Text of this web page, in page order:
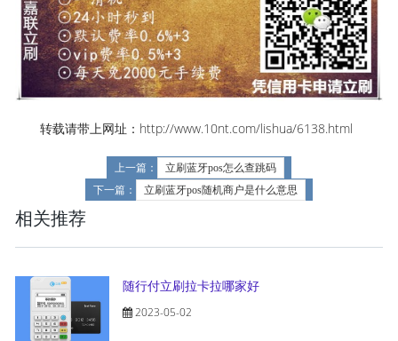
转载请带上网址：http://www.10nt.com/lishua/6138.html
上一篇：
立刷蓝牙pos怎么查跳码
下一篇：
立刷蓝牙pos随机商户是什么意思
相关推荐
随行付立刷拉卡拉哪家好
2023-05-02